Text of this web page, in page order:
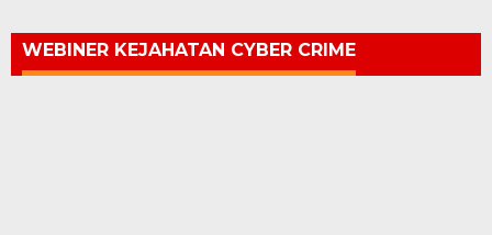
WEBINER KEJAHATAN CYBER CRIME